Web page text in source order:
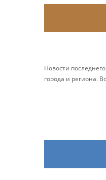
Новости
города и региона.